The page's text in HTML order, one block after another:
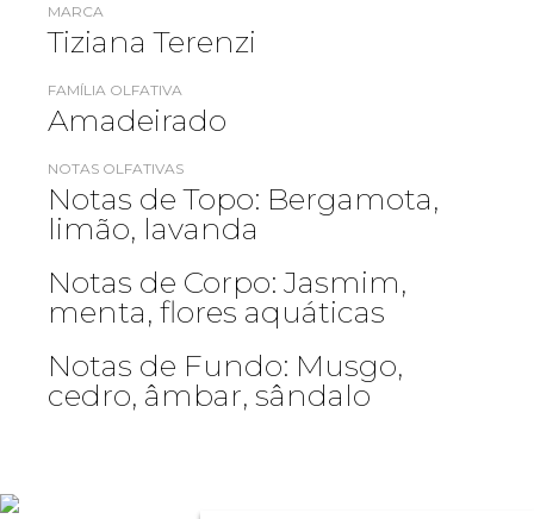
MARCA
Tiziana Terenzi
FAMÍLIA OLFATIVA
Amadeirado
NOTAS OLFATIVAS
Notas de Topo: Bergamota,
limão, lavanda
Notas de Corpo: Jasmim,
menta, flores aquáticas
Notas de Fundo: Musgo,
cedro, âmbar, sândalo